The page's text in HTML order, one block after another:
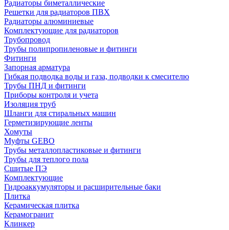
Радиаторы биметаллические
Решетки для радиаторов ПВХ
Радиаторы алюминиевые
Комплектующие для радиаторов
Трубопровод
Трубы полипропиленовые и фитинги
Фитинги
Запорная арматура
Гибкая подводка воды и газа, подводки к смесителю
Трубы ПНД и фитинги
Приборы контроля и учета
Изоляция труб
Шланги для стиральных машин
Герметизирующие ленты
Хомуты
Муфты GEBO
Трубы металлопластиковые и фитинги
Трубы для теплого пола
Сшитые ПЭ
Комплектующие
Гидроаккумуляторы и расширительные баки
Плитка
Керамическая плитка
Керамогранит
Клинкер